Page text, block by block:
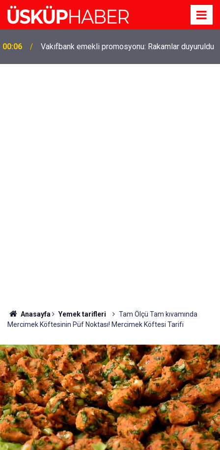
19:21
Gözde oldu! Hem köy hem mahalle hayatı iç içe!
İzmir'deki doğal semt
Anasayfa Yemek tarifleri
Tam Ölçü Tam kıvamında
Mercimek Köftesinin Püf Noktası! Mercimek Köftesi Tarifi